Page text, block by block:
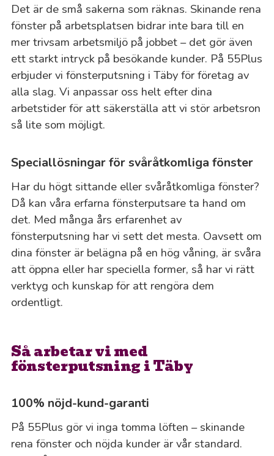
Det är de små sakerna som räknas. Skinande rena
fönster på arbetsplatsen bidrar inte bara till en
mer trivsam arbetsmiljö på jobbet – det gör även
ett starkt intryck på besökande kunder. På 55Plus
erbjuder vi fönsterputsning i Täby för företag av
alla slag. Vi anpassar oss helt efter dina
arbetstider för att säkerställa att vi stör arbetsron
så lite som möjligt.
Speciallösningar för svåråtkomliga fönster
Har du högt sittande eller svåråtkomliga fönster?
Då kan våra erfarna fönsterputsare ta hand om
det. Med många års erfarenhet av
fönsterputsning har vi sett det mesta. Oavsett om
dina fönster är belägna på en hög våning, är svåra
att öppna eller har speciella former, så har vi rätt
verktyg och kunskap för att rengöra dem
ordentligt.
Så arbetar vi med
fönsterputsning i Täby
100% nöjd-kund-garanti
På 55Plus gör vi inga tomma löften – skinande
rena fönster och nöjda kunder är vår standard.